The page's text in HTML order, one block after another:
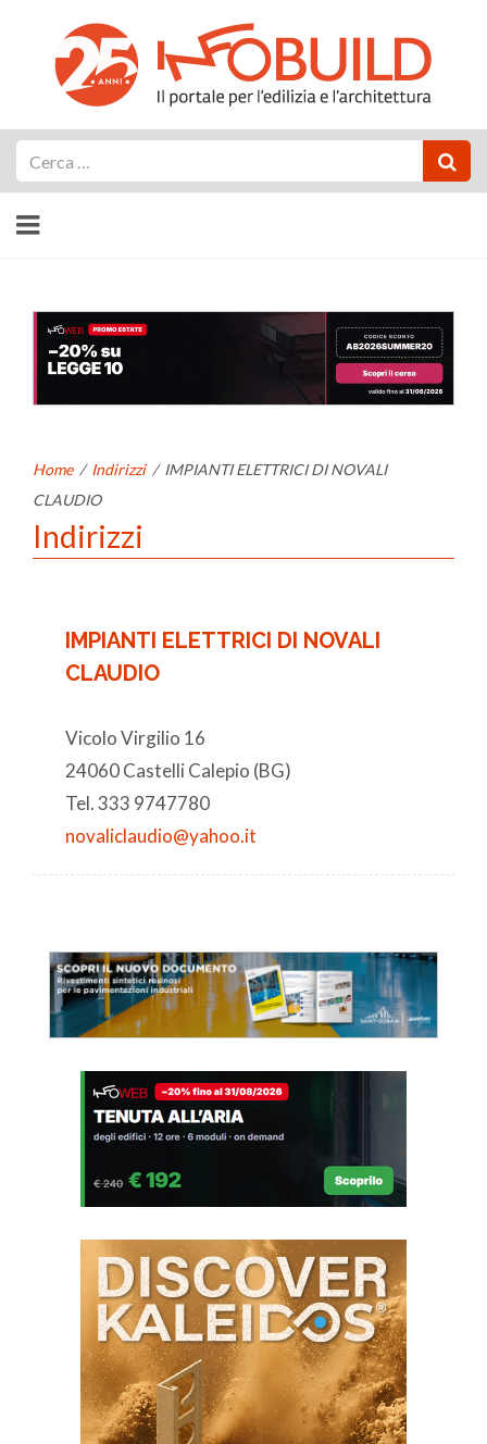
Home / Indirizzi / IMPIANTI ELETTRICI DI NOVALI
CLAUDIO
Indirizzi
IMPIANTI ELETTRICI DI NOVALI
CLAUDIO
Vicolo Virgilio 16
24060 Castelli Calepio (BG)
Tel. 333 9747780
novaliclaudio@yahoo.it